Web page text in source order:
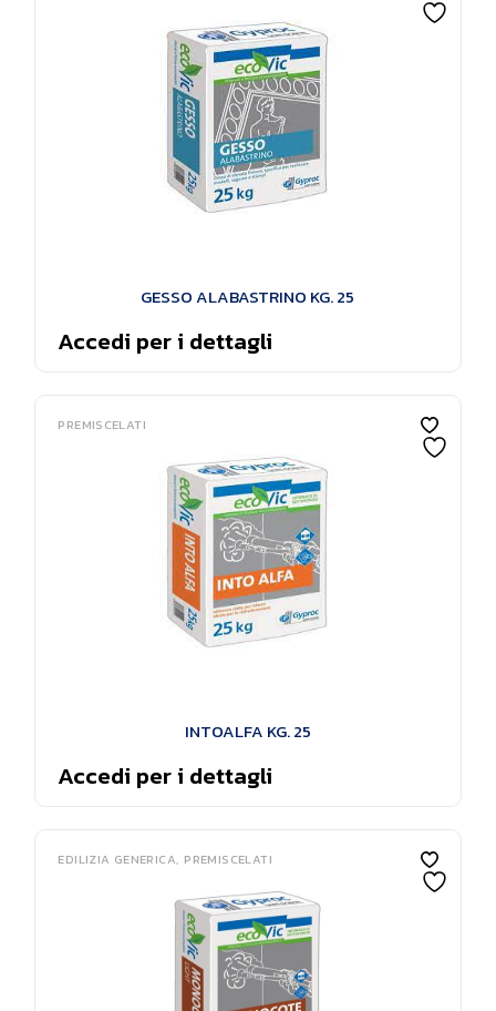
GESSO ALABASTRINO KG. 25
Accedi per i dettagli
PREMISCELATI
INTOALFA KG. 25
Accedi per i dettagli
EDILIZIA GENERICA PREMISCELATI